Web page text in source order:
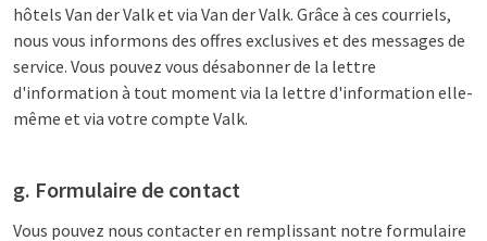
hôtels Van der Valk et via Van der Valk. Grâce à ces courriels,
nous vous informons des offres exclusives et des messages de
service. Vous pouvez vous désabonner de la lettre
d'information à tout moment via la lettre d'information elle-
même et via votre compte Valk.
g. Formulaire de contact
Vous pouvez nous contacter en remplissant notre formulaire